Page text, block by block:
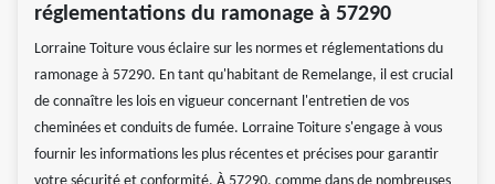
réglementations du ramonage à 57290
Lorraine Toiture vous éclaire sur les normes et réglementations du
ramonage à 57290. En tant qu'habitant de Remelange, il est crucial
de connaître les lois en vigueur concernant l'entretien de vos
cheminées et conduits de fumée. Lorraine Toiture s'engage à vous
fournir les informations les plus récentes et précises pour garantir